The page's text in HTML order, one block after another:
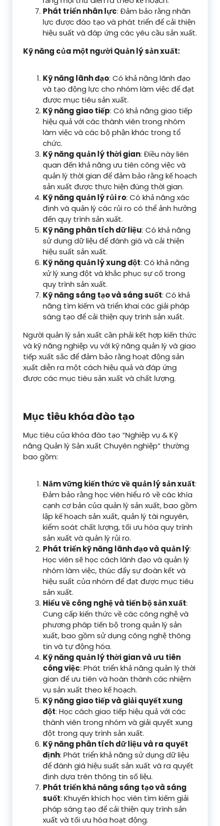
Phát triển nhân lực: Đảm bảo rằng nhân
lực được đào tạo và phát triển để cải thiện
hiệu suất và đáp ứng các yêu cầu sản xuất.
Kỹ năng của một người Quản lý sản xuất:
Kỹ năng lãnh đạo: Có khả năng lãnh đạo
và tạo động lực cho nhóm làm việc để đạt
được mục tiêu sản xuất.
Kỹ năng giao tiếp: Có khả năng giao tiếp
hiệu quả với các thành viên trong nhóm
làm việc và các bộ phận khác trong tổ
chức.
Kỹ năng quản lý thời gian: Điều này liên
quan đến khả năng ưu tiên công việc và
quản lý thời gian để đảm bảo rằng kế hoạch
sản xuất được thực hiện đúng thời gian.
Kỹ năng quản lý rủi ro: Có khả năng xác
định và quản lý các rủi ro có thể ảnh hưởng
đến quy trình sản xuất.
Kỹ năng phân tích dữ liệu: Có khả năng
sử dụng dữ liệu để đánh giá và cải thiện
hiệu suất sản xuất.
Kỹ năng quản lý xung đột: Có khả năng
xử lý xung đột và khắc phục sự cố trong
quy trình sản xuất.
Kỹ năng sáng tạo và sáng suốt: Có khả
năng tìm kiếm và triển khai các giải pháp
sáng tạo để cải thiện quy trình sản xuất.
Người quản lý sản xuất cần phải kết hợp kiến thức
và kỹ năng nghiệp vụ với kỹ năng quản lý và giao
tiếp xuất sắc để đảm bảo rằng hoạt động sản
xuất diễn ra một cách hiệu quả và đáp ứng
được các mục tiêu sản xuất và chất lượng.
Mục tiêu khóa đào tạo
Mục tiêu của khóa đào tạo “Nghiệp vụ & Kỹ
năng Quản lý Sản xuất Chuyên nghiệp” thường
bao gồm:
Nắm vững kiến thức về quản lý sản xuất:
Đảm bảo rằng học viên hiểu rõ về các khía
cạnh cơ bản của quản lý sản xuất, bao gồm
lập kế hoạch sản xuất, quản lý tài nguyên,
kiểm soát chất lượng, tối ưu hóa quy trình
sản xuất và quản lý rủi ro.
Phát triển kỹ năng lãnh đạo và quản lý:
Học viên sẽ học cách lãnh đạo và quản lý
nhóm làm việc, thúc đẩy sự đoàn kết và
hiệu suất của nhóm để đạt được mục tiêu
sản xuất.
Hiểu về công nghệ và tiến bộ sản xuất:
Cung cấp kiến thức về các công nghệ và
phương pháp tiến bộ trong quản lý sản
xuất, bao gồm sử dụng công nghệ thông
tin và tự động hóa.
Kỹ năng quản lý thời gian và ưu tiên
công việc: Phát triển khả năng quản lý thời
gian để ưu tiên và hoàn thành các nhiệm
vụ sản xuất theo kế hoạch.
Kỹ năng giao tiếp và giải quyết xung
đột: Học cách giao tiếp hiệu quả với các
thành viên trong nhóm và giải quyết xung
đột trong quy trình sản xuất.
Kỹ năng phân tích dữ liệu và ra quyết
định: Phát triển khả năng sử dụng dữ liệu
để đánh giá hiệu suất sản xuất và ra quyết
định dựa trên thông tin số liệu.
Phát triển khả năng sáng tạo và sáng
suốt: Khuyến khích học viên tìm kiếm giải
pháp sáng tạo để cải thiện quy trình sản
xuất và tối ưu hóa hoạt động.